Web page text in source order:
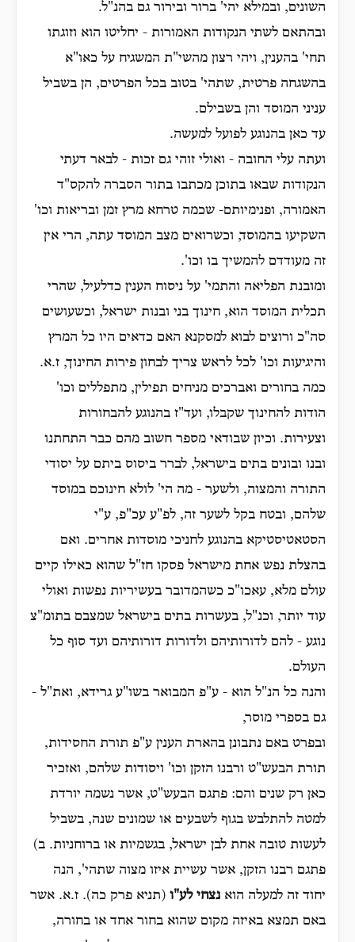
השונים, ובמילא יהי' ברור ובירור גם בהנ"ל.
ובהתאם לשתי הנקודות האמורות - יחליטו הוא וזוגתו
תחי' בהענין, ויהי רצון מהשי"ת המשגיח על כאו"א
בהשגחה פרטית, שתהי' בטוב בכל הפרטים, הן בשביל
עניני המוסד והן בשבילם.
עד כאן בהנוגע לפועל למעשה.
ועתה עלי החובה - ואולי זוהי גם זכות - לבאר דעתי
הנקודות שבאו בתוכן מכתבו בתור הסברה להקס"ד
האמורה, ופנימיותם- שכמה טרחא מרץ זמן ובריאות וכו'
השקיעו בהמוסד, וכשרואים מצב המוסד עתה, הרי אין
זה מעודדם להמשיך בו וכו'.
ומובנת הפליאה והתמי' על ניסוח הענין כדלעיל, שהרי
תכלית המוסד הוא, חינוך בני ובנות ישראל, וכשעושים
סה"כ ורוצים לבוא למסקנא האם כדאים היו כל המרץ
והיגיעות וכו' לכל לראש צריך לבחון פירות החינוך, ז.א.
כמה בחורים ואברכים מניחים תפילין, מתפללים וכו'
הודות להחינוך שקבלו, ועד"ז בהנוגע להבחורות
וצעירות. וכיון שבודאי מספר חשוב מהם כבר התחתנו
ובנו ובונים בתים בישראל, לברר ביסוס ביתם על יסודי
התורה והמצוה, ולשער - מה הי' לולא חינוכם במוסד
שלהם, ובטח בקל לשער זה, לפ"ע עכ"פ, ע"י
הסטאטיסטיקא בהנוגע לחניכי מוסדות אחרים. ואם
בהצלת נפש אחת מישראל פסקו חז"ל שהוא כאילו קיים
עולם מלא, עאכו"כ כשהמדובר בעשיריות נפשות ואולי
עוד יותר, וכנ"ל, בעשרות בתים בישראל שמצבם בתומ"צ
נוגע - להם לדורותיהם ולדורות דורותיהם ועד סוף כל
העולם.
והנה כל הנ"ל הוא - ע"פ המבואר בשו"ע גרידא, ואת"ל -
גם בספרי מוסר,
ובפרט באם נתבונן בהארת הענין ע"פ תורת החסידות,
תורת הבעש"ט ורבנו הזקן וכו' ויסודות שלהם, ואזכיר
כאן רק שנים והם: פתגם הבעש"ט, אשר נשמה יורדת
למטה להתלבש בגוף לשבעים או שמונים שנה, בשביל
לעשות טובה אחת לבן ישראל, בגשמיות או ברוחניות. ב)
פתגם רבנו הזקן, אשר עשיית איזו מצוה שתהי', הנה
יחוד זה למעלה הוא נצחי לע"ו (תניא פרק כה). ז.א. אשר
באם תמצא באיזה מקום שהוא בחור אחד או בחורה,